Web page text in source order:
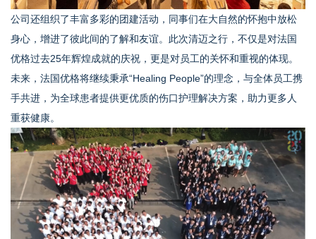
公司还组织了丰富多彩的团建活动，同事们在大自然的怀抱中放松
身心，增进了彼此间的了解和友谊。此次清迈之行，不仅是对法国
优格过去25年辉煌成就的庆祝，更是对员工的关怀和重视的体现。
未来，法国优格将继续秉承“Healing People”的理念，与全体员工携
手共进，为全球患者提供更优质的伤口护理解决方案，助力更多人
重获健康。